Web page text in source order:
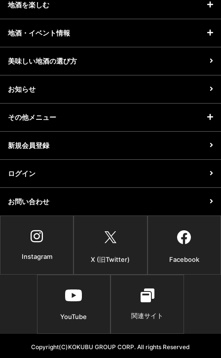
地酒を楽しむ
地酒・イベント情報
美味しい地酒の選び方
お知らせ
その他メニュー
新規会員登録
ログイン
お問い合わせ
Instagram X (旧Twitter) Facebook
YouTube 関連サイト
Copyright(C)KOKUBU GROUP CORP. All rights Reserved